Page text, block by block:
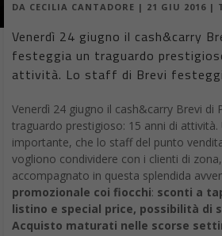
DA CECILIA CANTADORE | 21 GIU 2016 |
Venerdì 24 giugno il cash&carry
festeggia un traguardo
attività. Lo staff di Brevi
Venerdì 24 giugno il cash&carry Brevi di
traguardo prestigioso: 15 anni di attività.
importante, che lo staff del punto
vogliono condividere con i clienti di
accompagnato in questa splendida
promozionale coi fiocchi: sconti a
listino e special price, possibilità di
Acquisto maturati nelle scorse